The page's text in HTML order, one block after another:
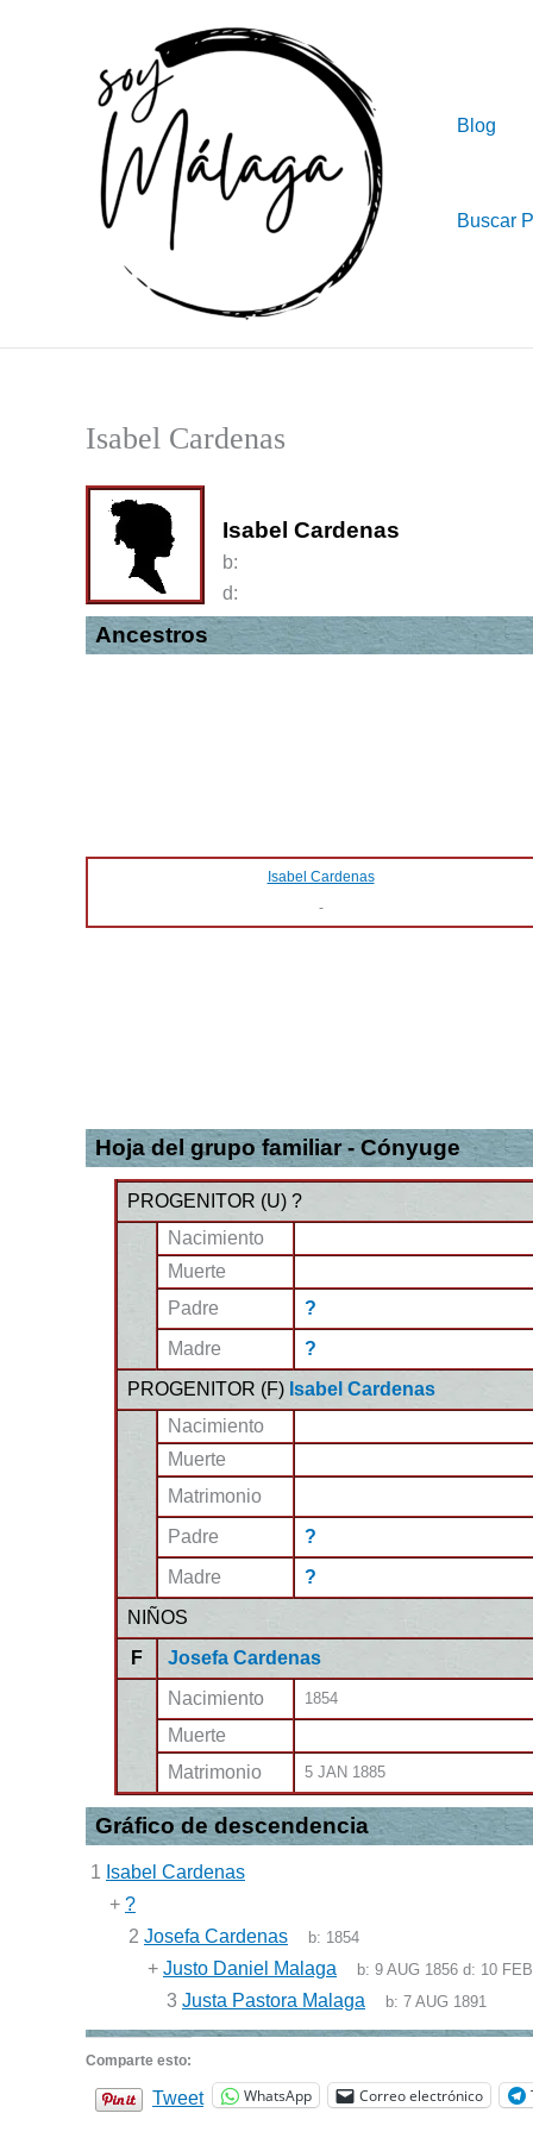
Blog
Buscar
Isabel Cardenas
Isabel Cardenas
b:
d:
Ancestros
Isabel Cardenas
-
Hoja del grupo familiar - Cónyuge
PROGENITOR (U) ?
Nacimiento
Muerte
Padre
?
Madre
?
PROGENITOR (F) Isabel Cardenas
Nacimiento
Muerte
Matrimonio
Padre
?
Madre
?
NIÑOS
F
Josefa Cardenas
Nacimiento
1854
Muerte
Matrimonio
5 JAN 1885
Gráfico de descendencia
1 Isabel Cardenas
+ ?
2 Josefa Cardenas b: 1854
+ Justo Daniel Malaga b:9 AUG 1856 d: 10
3 Justa Pastora Malaga b:7 AUG 1891
Comparte esto:
Tweet WhatsApp Correo electrónico